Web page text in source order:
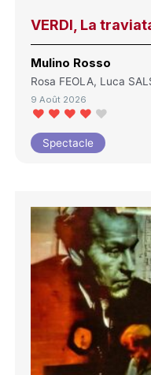
VERDI, La
Mulino Rosso
Rosa FEOLA, Luca
9 Août 2026
Spectacle